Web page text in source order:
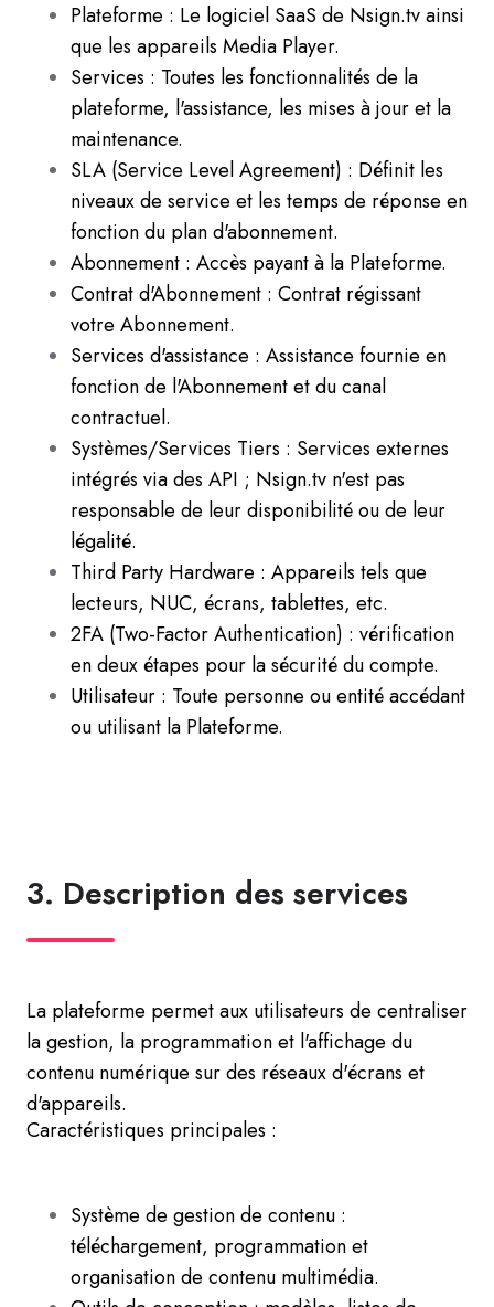
Plateforme : Le logiciel SaaS de Nsign.tv ainsi
que les appareils Media Player.
Services : Toutes les fonctionnalités de la
plateforme, l'assistance, les mises à jour et la
maintenance.
SLA (Service Level Agreement) : Définit les
niveaux de service et les temps de réponse en
fonction du plan d'abonnement.
Abonnement : Accès payant à la Plateforme.
Contrat d'Abonnement : Contrat régissant
votre Abonnement.
Services d'assistance : Assistance fournie en
fonction de l'Abonnement et du canal
contractuel.
Systèmes/Services Tiers : Services externes
intégrés via des API ; Nsign.tv n'est pas
responsable de leur disponibilité ou de leur
légalité.
Third Party Hardware : Appareils tels que
lecteurs, NUC, écrans, tablettes, etc.
2FA (Two-Factor Authentication) : vérification
en deux étapes pour la sécurité du compte.
Utilisateur : Toute personne ou entité accédant
ou utilisant la Plateforme.
3. Description des services
La plateforme permet aux utilisateurs de centraliser
la gestion, la programmation et l'affichage du
contenu numérique sur des réseaux d'écrans et
d'appareils.
Caractéristiques principales :
Système de gestion de contenu :
téléchargement, programmation et
organisation de contenu multimédia.